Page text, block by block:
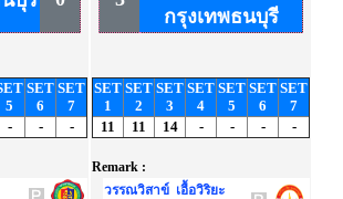
5
SET
6
SET
7
- - -
กรุงเทพธนบุรี
SET
1
SET
2
SET
3
SET
4
SET
5
SET
6
SET
7
11
11 14 - - - -
Remark :
วรรณวิสาข์ เอื้อวิริยะ